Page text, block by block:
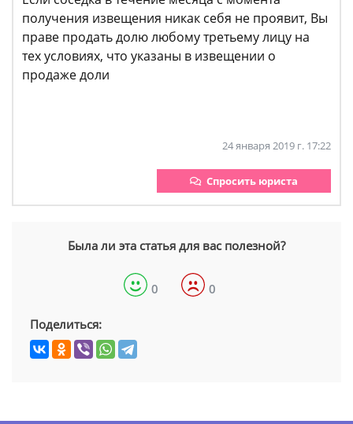
получения извещения никак себя не проявит, Вы
праве продать долю любому третьему лицу на
тех условиях, что указаны в извещении о
продаже доли
24 января 2019 г. 17:22
Спросить юриста
Была ли эта статья для вас полезной?
0 0
Поделиться: